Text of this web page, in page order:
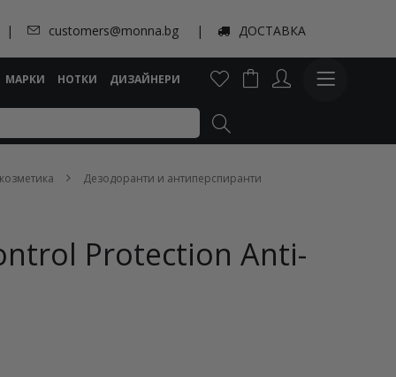
customers@monna.bg ДОСТАВКА
МАРКИ НОТКИ ДИЗАЙНЕРИ
Дезодоранти и антиперспиранти
Protection Anti-